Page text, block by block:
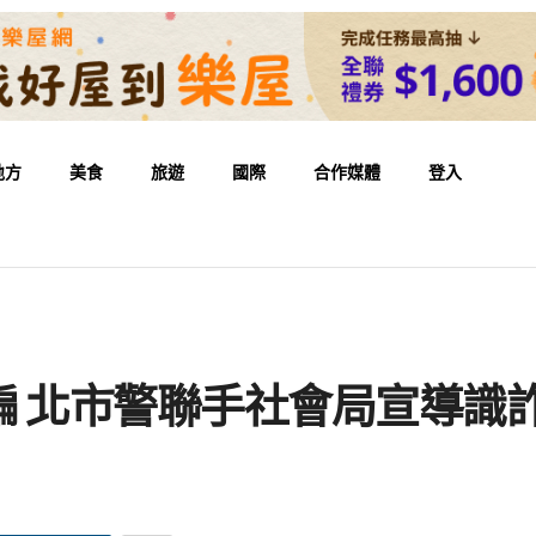
方 美食 旅遊 國際 合作媒體 登入
北市警聯手社會局宣導識